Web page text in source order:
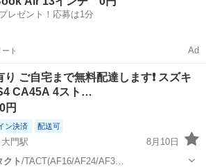
レゼント！応募は1分
ート Ad
り ご自宅まで無料配達します❗ スズキ
CA45A 4スト…
円
ン決済 配送可
門駅
8月10日
クト/TACT(AF16/AF24/AF3…